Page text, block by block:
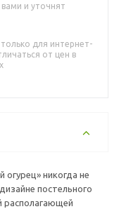
и уточнят
для интернет-
от цен в
огурец» никогда не
постельного
располагающей